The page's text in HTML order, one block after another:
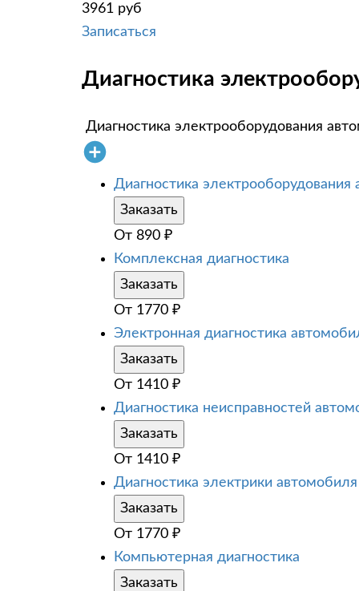
3961 руб
Записаться
Диагностика
Диагностика электрооборудования
Диагностика электрооборудования
Заказать
От 890 ₽
Комплексная диагностика
Заказать
От 1770 ₽
Электронная диагностика
Заказать
От 1410 ₽
Диагностика неисправностей
Заказать
От 1410 ₽
Диагностика электрики автомобиля
Заказать
От 1770 ₽
Компьютерная диагностика
Заказать